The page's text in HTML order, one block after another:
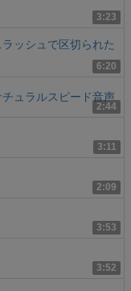
3:23
6:20
ッシュで区切られた
2:44
ュラルスピード音声
3:11
2:09
3:53
3:52